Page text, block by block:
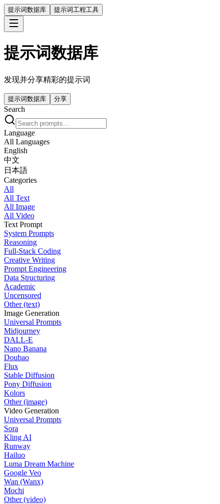
提示词数据库 提示词工程工具
提示词数据库
发现并分享精彩的提示词
提示词数据库 分享
Search
Language
All Languages
English
中文
日本語
Categories
All
All Text
All Image
All Video
Text Prompt
System Prompts
Reasoning
Full-Stack Coding
Creative Writing
Prompt Engineering
Data Structuring
Academic
Uncensored
Other (text)
Image Generation
Universal Prompts
Midjourney
DALL-E
Nano Banana
Doubao
Flux
Stable Diffusion
Pony Diffusion
Kolors
Other (image)
Video Generation
Universal Prompts
Sora
Kling AI
Runway
Hailuo
Luma Dream Machine
Google Veo
Wan (Wanx)
Mochi
Other (video)